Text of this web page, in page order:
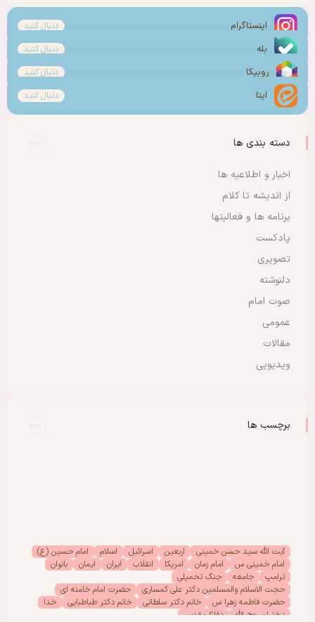
اینستاگرام دنبال کنید
بله دنبال کنید
روبیکا دنبال کنید
ایتا دنبال کنید
دسته بندی ها
اخبار و اطلاعیه ها
از اندیشه تا کلام
برنامه ها و فعالیتها
پادکست
تصویری
دلنوشته
صوت امام
عمومی
مقالات
ویدیویی
برچسب ها
آیت الله سید حسن خمینی اربعین اسرائیل اسلام
امام حسین (ع)
امام خمینی س
امام زمان امریکا انقلاب ایران ایمان
بانوان
ترامپ
جامعه
جنگ تحمیلی
حجت الاسلام والمسلمین دکتر علی کمساری
حضرت امام خامنه ای
حضرت فاطمه زهرا س
خانم دکتر سلطانی خانم دکتر طباطبایی
خدا
دختران روح الله
دفاع مقدس